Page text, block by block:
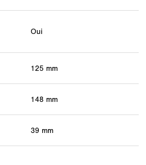
Oui
125 mm
148 mm
39 mm